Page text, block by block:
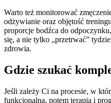
Warto też monitorować
odżywianie oraz objętość
proporcje bodźca do
się, a nie tylko „przetrwać”
zdrowia.
Gdzie szukać
Jeśli zależy Ci na procesie, w
funkcjonalna, potem terapia i